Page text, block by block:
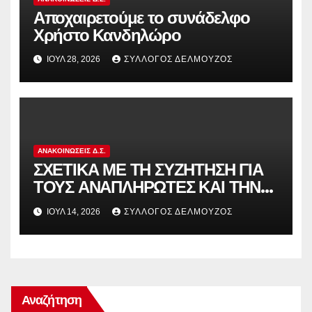
Αποχαιρετούμε το συνάδελφο
Χρήστο Κανδηλώρο
ΙΟΎΛ 28, 2026 ΣΎΛΛΟΓΟΣ ΔΕΛΜΟΎΖΟΣ
ΑΝΑΚΟΙΝΏΣΕΙΣ Δ.Σ.
ΣΧΕΤΙΚΑ ΜΕ ΤΗ ΣΥΖΗΤΗΣΗ ΓΙΑ
ΤΟΥΣ ΑΝΑΠΛΗΡΩΤΕΣ ΚΑΙ ΤΗΝ
ΠΑΡΑΠΟΜΠΗ ΤΗΣ ΕΛΛΑΔΑΣ
ΣΤΟ ΕΥΡΩΠΑΪΚΟ ΔΙΚΑΣΤΗΡΙΟ
ΙΟΎΛ 14, 2026 ΣΎΛΛΟΓΟΣ ΔΕΛΜΟΎΖΟΣ
Αναζήτηση